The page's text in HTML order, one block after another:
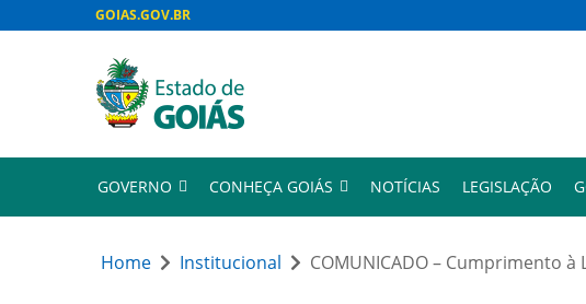
GOIAS.GOV.BR
GOVERNO CONHEÇA GOIÁS NOTÍCIAS LEGISLAÇÃO
Home Institucional COMUNICADO – Cumprimento à